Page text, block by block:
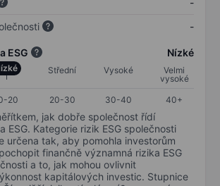
-
ESG Nízké
Střední Vysoké
Velmi
vysoké
20 20-30 30-40 40+
jak dobře společnost řídí
ESG. Kategorie rizik ESG společnosti
určena tak, aby pomohla investorům
finančně významná rizika ESG
a to, jak mohou ovlivnit
kapitálových investic. Stupnice